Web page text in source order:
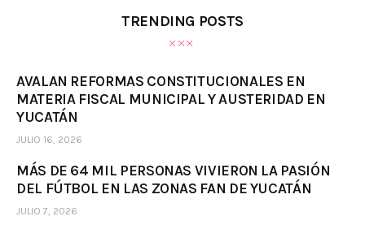
TRENDING POSTS
AVALAN REFORMAS CONSTITUCIONALES EN
MATERIA FISCAL MUNICIPAL Y AUSTERIDAD EN
YUCATÁN
JULIO 16, 2026
MÁS DE 64 MIL PERSONAS VIVIERON LA PASIÓN
DEL FÚTBOL EN LAS ZONAS FAN DE YUCATÁN
JULIO 7, 2026